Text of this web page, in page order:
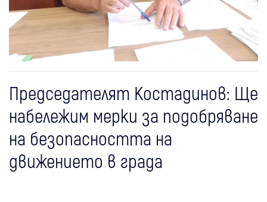
Председателят Костадинов: Ще
набележим мерки за подобряване
на безопасността на
движението в града